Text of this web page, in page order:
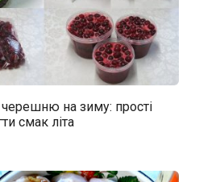
на зиму: прості
смак літа